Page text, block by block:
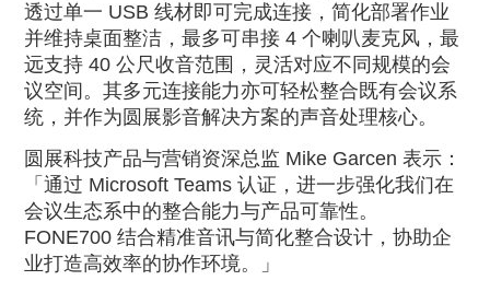
透过单一 USB线材即可完成连接，简化部署作业
并维持桌面整洁，最多可串接 4个喇叭麦克风，最
远支持 40公尺收音范围，灵活对应不同规模的会
议空间。其多元连接能力亦可轻松整合既有会议系
统，并作为圆展影音解决方案的声音处理核心。
圆展科技产品与营销资深总监 Mike Garcen表示：
「通过 Microsoft Teams认证，进一步强化我们在
会议生态系中的整合能力与产品可靠性。
FONE700结合精准音讯与简化整合设计，协助企
业打造高效率的协作环境。」